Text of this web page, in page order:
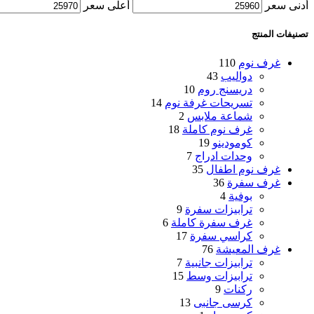
أدنى سعر أعلى سعر
تصنيفات المنتج
غرف نوم 110
دواليب 43
دريسنج روم 10
تسريحات غرفة نوم 14
شماعة ملابس 2
غرف نوم كاملة 18
كومودينو 19
وحدات ادراج 7
غرف نوم اطفال 35
غرف سفرة 36
بوفية 4
ترابيزات سفرة 9
غرف سفرة كاملة 6
كراسي سفرة 17
غرف المعيشة 76
ترابيزات جانبية 7
ترابيزات وسط 15
ركنات 9
كرسى جانبى 13